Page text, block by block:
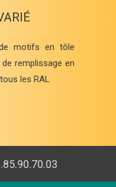
motifs en tôle
remplissage en
les RAL